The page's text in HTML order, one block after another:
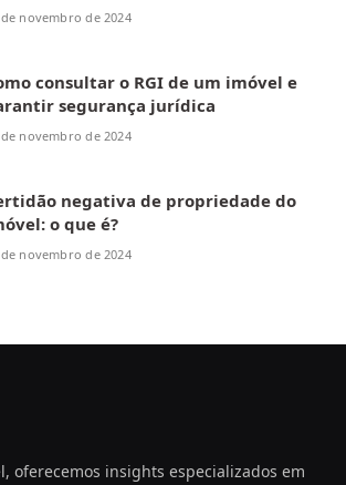
novembro de 2024
consultar o RGI de um imóvel e
segurança jurídica
novembro de 2024
negativa de propriedade do
o que é?
novembro de 2024
oferecemos insights especializados em